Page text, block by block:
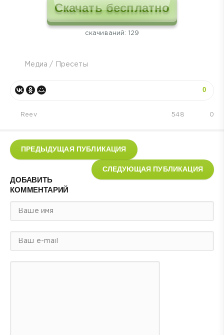
Скачать бесплатно
cкачиваний: 129
Медиа / Пресеты
0
Reev 0
548
ПРЕДЫДУЩАЯ ПУБЛИКАЦИЯ
СЛЕДУЮЩАЯ ПУБЛИКАЦИЯ
ДОБАВИТЬ
КОММЕНТАРИЙ